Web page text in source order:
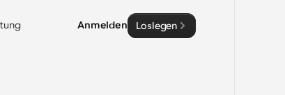
Anmelden Loslegen